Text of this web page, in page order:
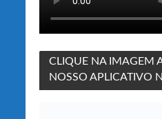
CLIQUE NA IMAGEM
NOSSO APLICATIVO